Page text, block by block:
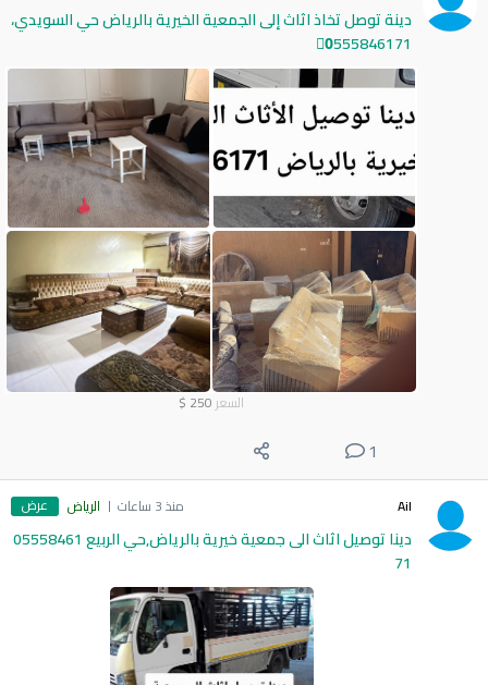
دينة توصل تخاذ اثاث إلى الجمعية الخيرية بالرياض حي السويدي،
0َ555846171
السعر 250
$
1
Ail منذ 3 ساعات الرياض عرض
دينا توصيل اثاث الى جمعية خيرية بالرياض,حي الربيع 05558461
71